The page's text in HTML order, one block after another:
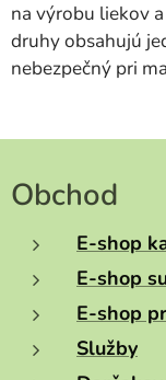
na výrobu liekov
druhy obsahujú
nebezpečný pri
Obchod
E-shop
E-shop
E-shop
Služby